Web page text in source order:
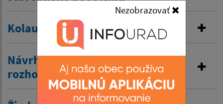
Nezobrazovať
Kolaudačné rozhodnutie
Návrh na vydanie územného
rozhodnutia